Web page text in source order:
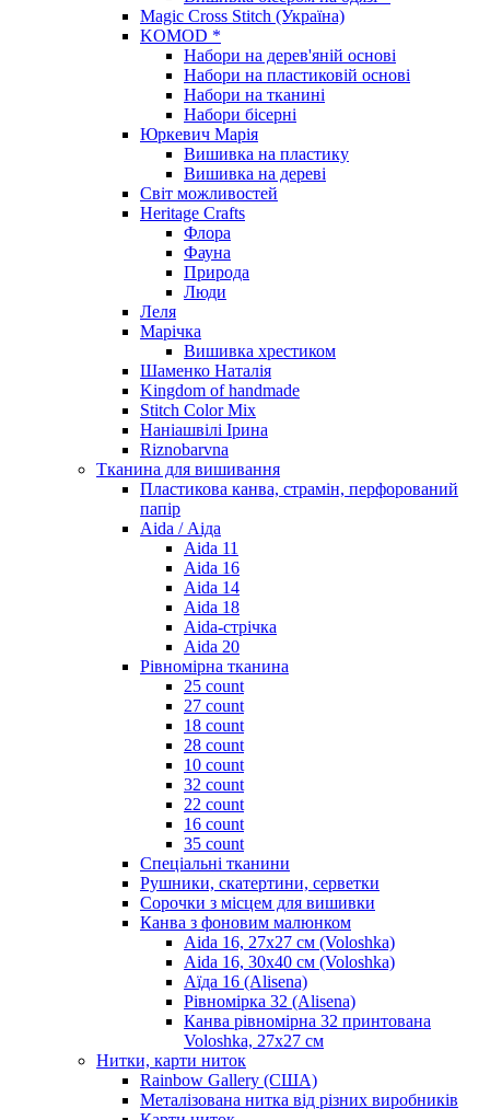
Magic Cross Stitch (Україна)
KOMOD *
Набори на дерев'яній основі
Набори на пластиковій основі
Набори на тканині
Набори бісерні
Юркевич Марія
Вишивка на пластику
Вишивка на дереві
Світ можливостей
Heritage Crafts
Флора
Фауна
Природа
Люди
Леля
Марічка
Вишивка хрестиком
Шаменко Наталія
Kingdom of handmade
Stitch Color Mix
Наніашвілі Ірина
Riznobarvna
Тканина для вишивання
Пластикова канва, страмін, перфорований
папір
Aida / Аіда
Aida 11
Aida 16
Aida 14
Aida 18
Aida-стрічка
Aida 20
Рівномірна тканина
25 count
27 count
18 count
28 count
10 count
32 count
22 count
16 count
35 count
Спеціальні тканини
Рушники, скатертини, серветки
Сорочки з місцем для вишивки
Канва з фоновим малюнком
Aida 16, 27х27 см (Voloshka)
Aida 16, 30х40 см (Voloshka)
Аїда 16 (Alisena)
Рівномірка 32 (Alisena)
Канва рівномірна 32 принтована
Voloshka, 27х27 см
Нитки, карти ниток
Rainbow Gallery (США)
Металізована нитка від різних виробників